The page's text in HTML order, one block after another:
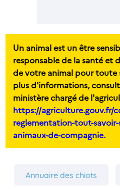
Un animal est un être
responsable de la santé et
de votre animal pour toute
plus d'informations,
ministère chargé de
https://agriculture.gouv.fr/
reglementation-tout-savoir-
animaux-de-compagnie.
Annuaire des chiots